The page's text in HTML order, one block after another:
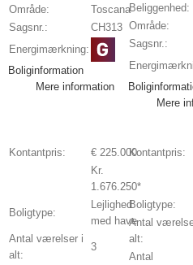
Område:
Toscana
Sagsnr.:
CH313
Energimærkning:
Boliginformation
Mere information
Beliggenhed:
Område:
Sagsnr.:
Mere
Kontantpris:
€ 225.000
Kr.
1.676.250*
Boligtype:
Lejlighed
med have
Antal værelser i
alt:
3
Kontantpris:
Boligtype:
Antal
alt:
Antal